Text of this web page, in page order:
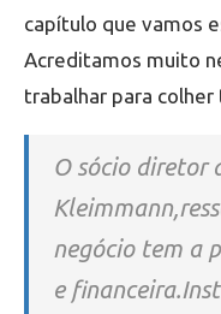
capítulo que vamos
Acreditamos muito
trabalhar para colher
O sócio diretor
negócio tem a
e